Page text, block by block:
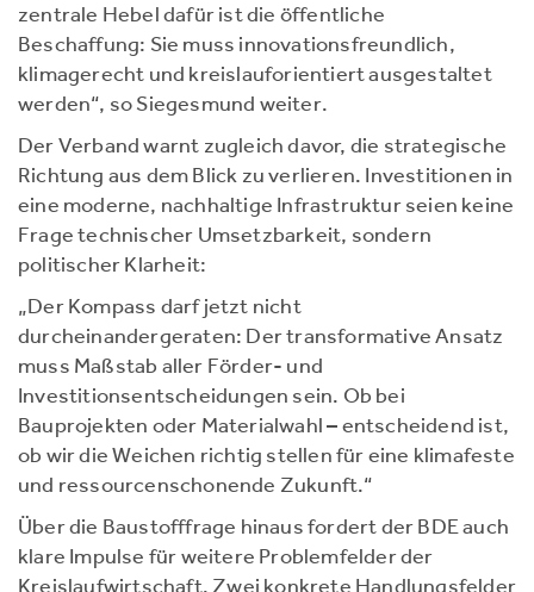
zentrale Hebel dafür ist die öffentliche
Beschaffung: Sie muss innovationsfreundlich,
klimagerecht und kreislauforientiert ausgestaltet
werden“, so Siegesmund weiter.
Der Verband warnt zugleich davor, die strategische
Richtung aus dem Blick zu verlieren. Investitionen in
eine moderne, nachhaltige Infrastruktur seien keine
Frage technischer Umsetzbarkeit, sondern
politischer Klarheit:
„Der Kompass darf jetzt nicht
durcheinandergeraten: Der transformative Ansatz
muss Maßstab aller Förder- und
Investitionsentscheidungen sein. Ob bei
Bauprojekten oder Materialwahl – entscheidend ist,
ob wir die Weichen richtig stellen für eine klimafeste
und ressourcenschonende Zukunft.“
Über die Baustofffrage hinaus fordert der BDE auch
klare Impulse für weitere Problemfelder der
Kreislaufwirtschaft. Zwei konkrete Handlungsfelder